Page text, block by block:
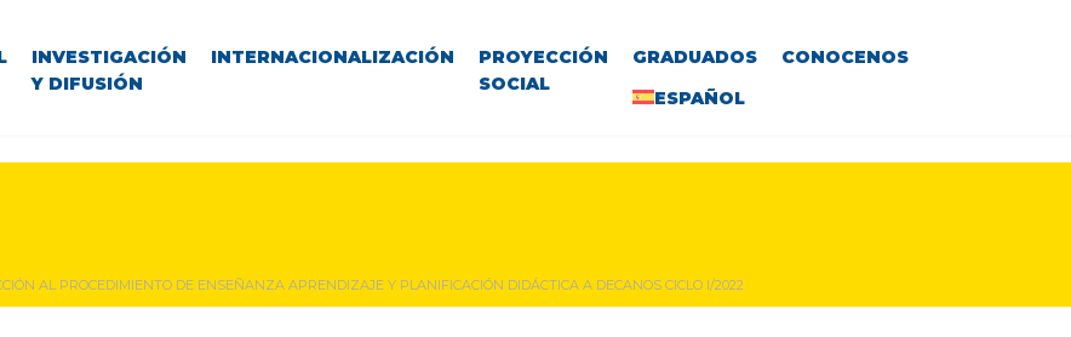
INVESTIGACIÓN
Y DIFUSIÓN
INTERNACIONALIZACIÓN
PROYECCIÓN
SOCIAL
GRADUADOS
CONOCENOS
ESPAÑOL
AL PROCEDIMIENTO DE ENSEÑANZA APRENDIZAJE Y PLANIFICACIÓN DIDÁCTICA A DECANOS CICLO I/2022